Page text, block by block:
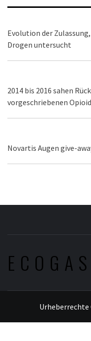
Evolution der
Drogen untersucht
2014 bis 2016 sahen
vorgeschriebenen
Novartis Augen give-